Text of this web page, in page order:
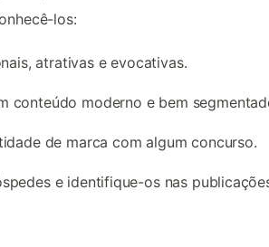
los:
, atrativas e evocativas.
conteúdo moderno e bem
de marca com algum concurso.
e identifique-os nas